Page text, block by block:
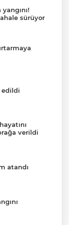
sürüyor
edildi
verildi
atandı